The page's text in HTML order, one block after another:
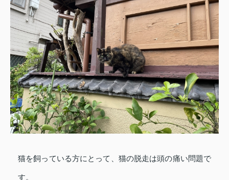
猫を飼っている方にとって、猫の脱走は頭の痛い問題で
す。